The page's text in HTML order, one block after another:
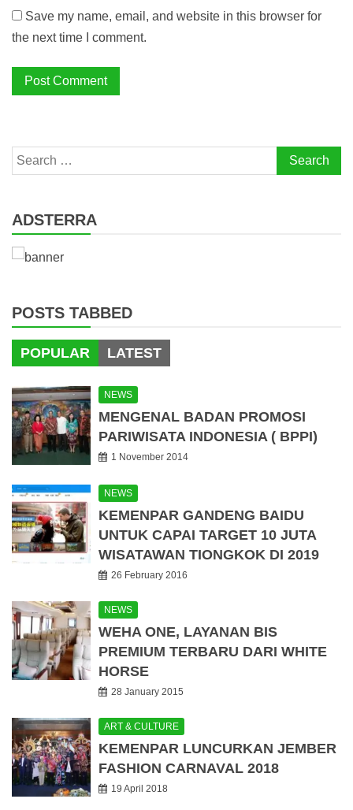
Save my name, email, and website in this browser for
the next time I comment.
Search
for:
ADSTERRA
POSTS TABBED
POPULAR LATEST
NEWS
MENGENAL BADAN PROMOSI
PARIWISATA INDONESIA ( BPPI)
1 November 2014
NEWS
KEMENPAR GANDENG BAIDU
UNTUK CAPAI TARGET 10 JUTA
WISATAWAN TIONGKOK DI 2019
26 February 2016
NEWS
WEHA ONE, LAYANAN BIS
PREMIUM TERBARU DARI WHITE
HORSE
28 January 2015
ART & CULTURE
KEMENPAR LUNCURKAN JEMBER
FASHION CARNAVAL 2018
19 April 2018